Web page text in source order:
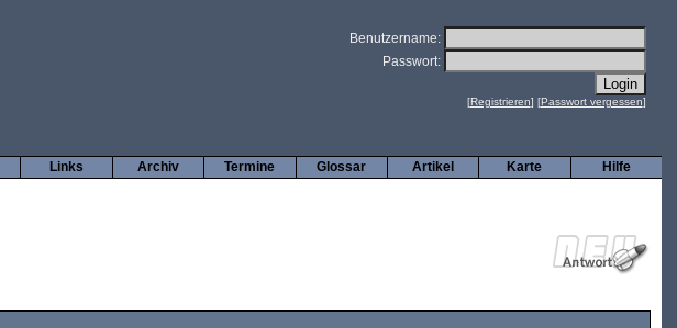
Benutzername:
Passwort:
[Registrieren] [Passwort vergessen]
Hilfe
Karte
Artikel
Glossar
Termine
Archiv
Links